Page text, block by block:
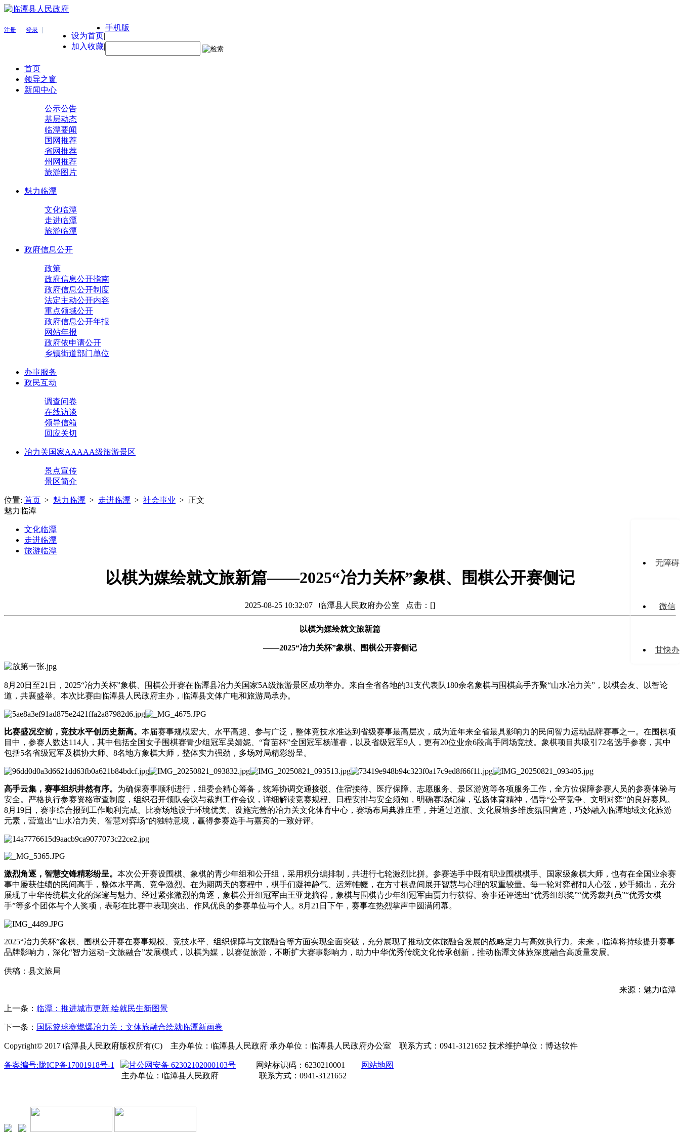
注册 登录
设为首页|
加入收藏|
手机版
首页
领导之窗
新闻中心
公示公告
基层动态
临潭要闻
国网推荐
省网推荐
州网推荐
旅游图片
魅力临潭
文化临潭
走进临潭
旅游临潭
政府信息公开
政策
政府信息公开指南
政府信息公开制度
法定主动公开内容
重点领域公开
政府信息公开年报
网站年报
政府依申请公开
乡镇街道部门单位
办事服务
政民互动
调查问卷
在线访谈
领导信箱
回应关切
冶力关国家AAAAA级旅游景区
景点宣传
景区简介
位置: 首页 > 魅力临潭 > 走进临潭 > 社会事业 > 正文
魅力临潭
文化临潭
走进临潭
旅游临潭
以棋为媒绘就文旅新篇——2025“冶力关杯”象棋、围棋公开赛侧记
2025-08-25 10:32:07 临潭县人民政府办公室 点击：[]
以棋为媒绘就文旅新篇
——2025“冶力关杯”象棋、围棋公开赛侧记
8月20日至21日，2025“冶力关杯”象棋、围棋公开赛在临潭县冶力关国家5A级旅游景区成功举办。来自全省各地的31支代表队180余名象棋与围棋高手齐聚“山水冶力关”，以棋会友、以智论
道，共襄盛举。本次比赛由临潭县人民政府主办，临潭县文体广电和旅游局承办。
比赛盛况空前，竞技水平创历史新高。 本届赛事规模宏大、水平高超、参与广泛，整体竞技水准达到省级赛事最高层次，成为近年来全省最具影响力的民间智力运动品牌赛事之一。在围棋项
目中，参赛人数达114人，其中包括全国女子围棋赛青少组冠军吴婧妮、“育苗杯”全国冠军杨谨睿，以及省级冠军9人，更有20位业余6段高手同场竞技。象棋项目共吸引72名选手参赛，其中
包括5名省级冠军及棋协大师、8名地方象棋大师，整体实力强劲，多场对局精彩纷呈。
高手云集，赛事组织井然有序。 为确保赛事顺利进行，组委会精心筹备，统筹协调交通接驳、住宿接待、医疗保障、志愿服务、景区游览等各项服务工作，全方位保障参赛人员的参赛体验与
安全。严格执行参赛资格审查制度，组织召开领队会议与裁判工作会议，详细解读竞赛规程、日程安排与安全须知，明确赛场纪律，弘扬体育精神，倡导“公平竞争、文明对弈”的良好赛风。
8月19日，赛事综合报到工作顺利完成。比赛场地设于环境优美、设施完善的冶力关文化体育中心，赛场布局典雅庄重，并通过道旗、文化展墙多维度氛围营造，巧妙融入临潭地域文化旅游
元素，营造出“山水冶力关、智慧对弈场”的独特意境，赢得参赛选手与嘉宾的一致好评。
激烈角逐，智慧交锋精彩纷呈。 本次公开赛设围棋、象棋的青少年组和公开组，采用积分编排制，共进行七轮激烈比拼。参赛选手中既有职业围棋棋手、国家级象棋大师，也有在全国业余赛
事中屡获佳绩的民间高手，整体水平高、竞争激烈。在为期两天的赛程中，棋手们凝神静气、运筹帷幄，在方寸棋盘间展开智慧与心理的双重较量。每一轮对弈都扣人心弦，妙手频出，充分
展现了中华传统棋文化的深邃与魅力。经过紧张激烈的角逐，象棋公开组冠军由王亚龙摘得，象棋与围棋青少年组冠军由贾力行获得。赛事还评选出“优秀组织奖”“优秀裁判员”“优秀女棋
手”等多个团体与个人奖项，表彰在比赛中表现突出、作风优良的参赛单位与个人。8月21日下午，赛事在热烈掌声中圆满闭幕。
2025“冶力关杯”象棋、围棋公开赛在赛事规模、竞技水平、组织保障与文旅融合等方面实现全面突破，充分展现了推动文体旅融合发展的战略定力与高效执行力。未来，临潭将持续提升赛事
品牌影响力，深化“智力运动+文旅融合”发展模式，以棋为媒，以赛促旅游，不断扩大赛事影响力，助力中华优秀传统文化传承创新，推动临潭文体旅深度融合高质量发展。
供稿：县文旅局
来源：魅力临潭
上一条： 临潭：推进城市更新 绘就民生新图景
下一条： 国际篮球赛燃爆冶力关：文体旅融合绘就临潭新画卷
Copyright© 2017 临潭县人民政府版权所有(C) 主办单位：临潭县人民政府 承办单位：临潭县人民政府办公室 联系方式：0941-3121652 技术维护单位：博达软件
备案编号:陇ICP备17001918号-1 甘公网安备 62302102000103号 网站标识码：6230210001
网站地图
主办单位：临潭县人民政府 联系方式：0941-3121652
无障碍
微信
甘快办